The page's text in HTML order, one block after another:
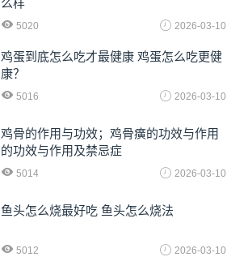
么样
5020 2026-03-10
鸡蛋到底怎么吃才最健康 鸡蛋怎么吃更健
康？
5016 2026-03-10
鸡骨的作用与功效；鸡骨癀的功效与作用
的功效与作用及禁忌症
5014 2026-03-10
鱼头怎么烧最好吃 鱼头怎么烧法
5012 2026-03-10